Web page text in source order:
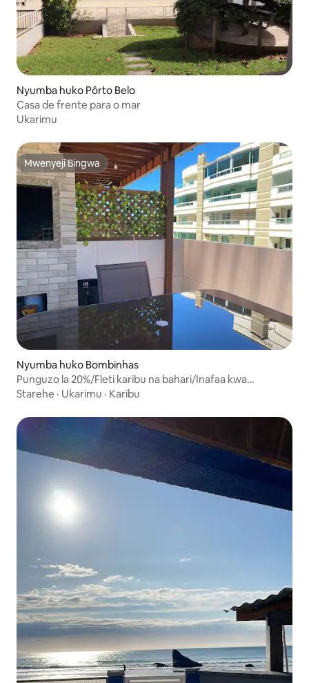
Nyumba huko Pôrto Belo
Casa de frente para o mar
Ukarimu
Mwenyeji Bingwa
Mwenyeji Bingwa
Nyumba huko Bombinhas
Punguzo la 20%/Fleti karibu na bahari/Inafaa kwa
wanyama vipenzi
Starehe · Ukarimu · Karibu